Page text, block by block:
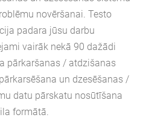
novēršanai. Testo
padara jūsu darbu
vairāk nekā 90 dažādi
pārkaršanas / atdzišanas
un dzesēšanas /
datu pārskatu nosūtīšana
formātā.